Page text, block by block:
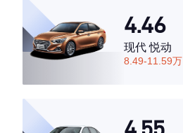
·空间表现一般，低于60%同级车
4.46
现代 悦动
8.49-11.59万